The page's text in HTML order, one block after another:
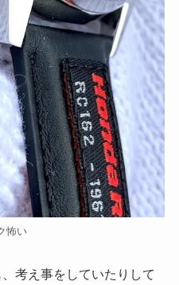
怖い
考え事をしていたりして